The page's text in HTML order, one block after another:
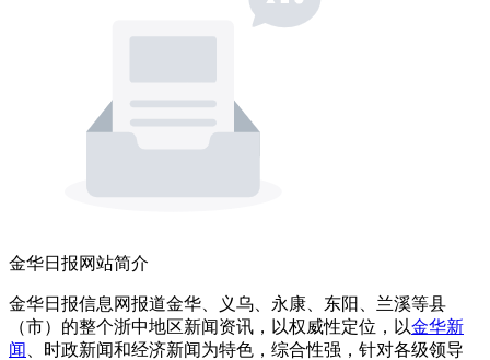
金华日报网站简介
金华日报信息网报道金华、义乌、永康、东阳、兰溪等县
（市）的整个浙中地区新闻资讯，以权威性定位，以金华新
闻
、时政新闻和经济新闻为特色，综合性强，针对各级领导